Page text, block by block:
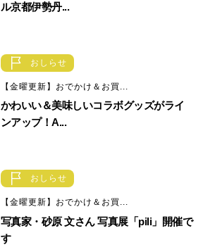
ル京都伊勢丹...
おしらせ
【金曜更新】おでかけ＆お買...
かわいい＆美味しいコラボグッズがライ
ンアップ！A...
おしらせ
【金曜更新】おでかけ＆お買...
写真家・砂原 文さん 写真展「pili」開催で
す